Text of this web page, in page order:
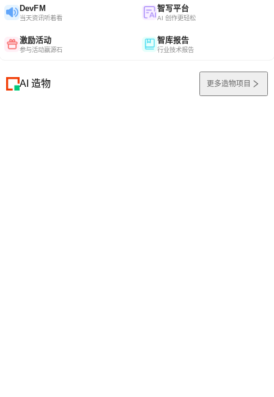
DevFM
当天资讯听着看
智写平台
AI 创作更轻松
激励活动
参与活动赢源石
智库报告
行业技术报告
AI 造物 更多造物项目